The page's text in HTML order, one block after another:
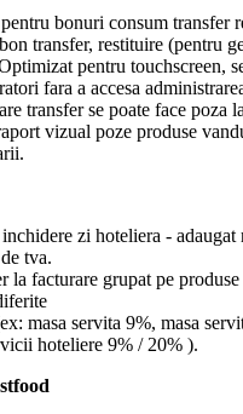
bonuri consum transfer
transfer, restituire (pentru
pentru touchscreen,
fara a accesa
transfer se poate face poza
vizual poze produse
zi hoteliera - adaugat
tva.
la facturare grupat pe
masa servita 9%, masa
hoteliere 9% / 20% ).